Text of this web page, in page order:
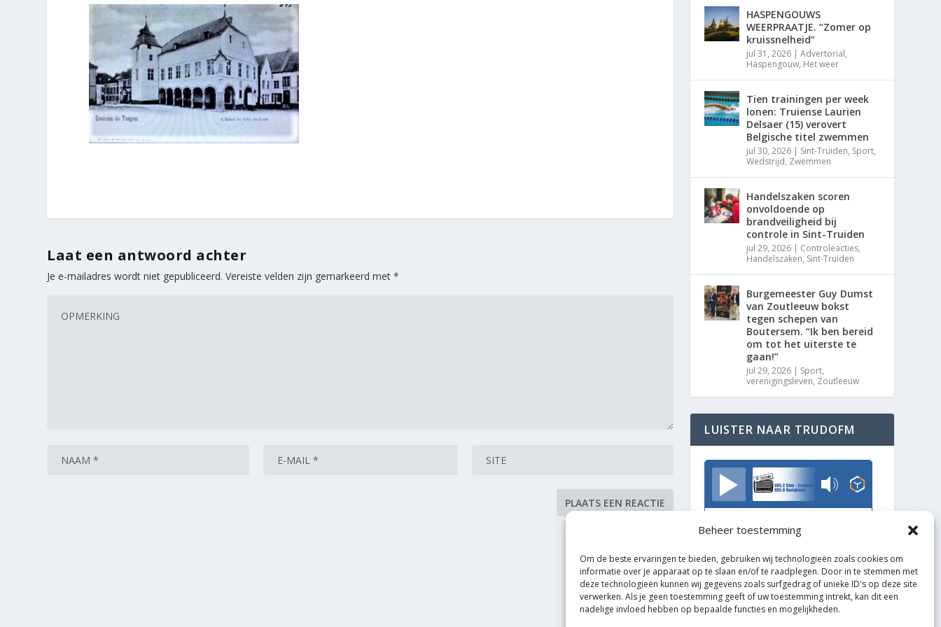
Beheer toestemming
Om de beste ervaringen te bieden, gebruiken wij technologieën zoals cookies om
informatie over je apparaat op te slaan en/of te raadplegen. Door in te stemmen met
deze technologieën kunnen wij gegevens zoals surfgedrag of unieke ID's op deze site
verwerken. Als je geen toestemming geeft of uw toestemming intrekt, kan dit een
nadelige invloed hebben op bepaalde functies en mogelijkheden.
Laat een antwoord achter
Je e-mailadres wordt niet gepubliceerd. Vereiste velden zijn gemarkeerd met*
HASPENGOUWS
WEERPRAATJE. “Zomer op
kruissnelheid”
jul 31, 2026 |Advertorial,
Haspengouw, Het weer
Tien trainingen per week
lonen: Truiense Laurien
Delsaer (15) verovert
Belgische titel zwemmen
jul 30, 2026 | Sint-Truiden, Sport,
Wedstrijd, Zwemmen
Handelszaken scoren
onvoldoende op
brandveiligheid bij
controle in Sint-Truiden
jul 29, 2026 | Controleacties,
Handelszaken, Sint-Truiden
Burgemeester Guy Dumst
van Zoutleeuw bokst
tegen schepen van
Boutersem. “Ik ben bereid
om tot het uiterste te
gaan!”
jul 29, 2026 | Sport,
verenigingsleven, Zoutleeuw
LUISTER NAAR TRUDOFM
TrudoFM